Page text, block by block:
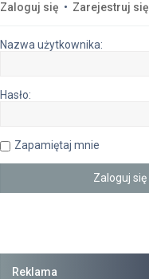
Zaloguj się • Zarejestruj się
Nazwa użytkownika:
Hasło:
Zapamiętaj mnie
Reklama